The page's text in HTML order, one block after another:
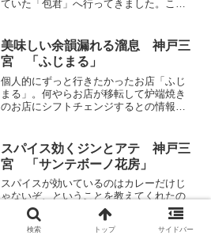
ていた「包君」へ行ってきました。ここ
るより広く座敷もある。丁寧に焼かれた
餃子はビールに最適だった
美味しい余韻漏れる溜息 神戸三
宮 「ふじまる」
個人的にずっと行きたかったお店「ふじ
まる」。何やらお店が移転して炉端焼き
のお店にシフトチェンジするとの情報を
上に良かった。もっと早く行っておくべ
きだったと少し後悔した。
スパイス効くジンとアテ 神戸三
宮 「サンテボーノ花房」
スパイスが効いているのはカレーだけじ
ゃないぞ、ということを教えてくれたの
がここ「サンテボーノ花房」だ。イケメ
ン店長がすすめる国産クラフトジンは常
時80種類ほどが並び、料理も郷土料理な
検索 トップ サイドバー